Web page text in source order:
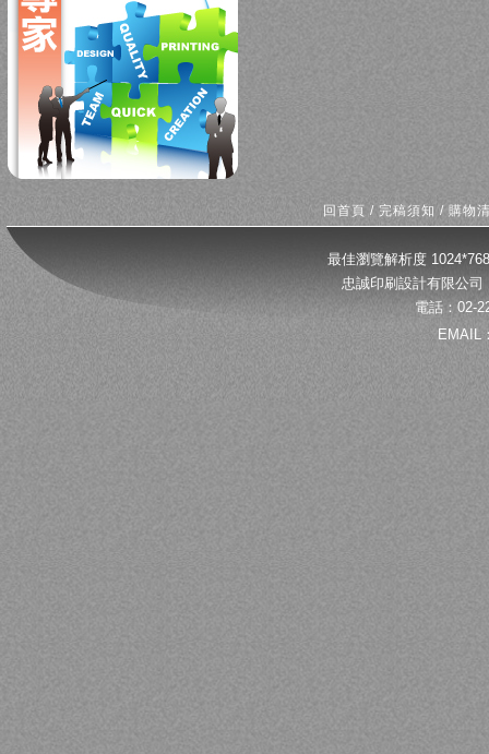
回首頁 /完稿須知 /購物
最佳瀏覽解析度
忠誠印刷設計有限公
電話：02-
EMAIL